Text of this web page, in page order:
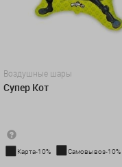
Воздушные шары
Супер Кот
Карта-10% Самовывоз-10%